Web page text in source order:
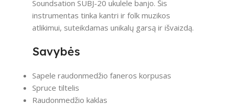
Soundsation SUBJ-20 ukulele banjo. Šis
instrumentas tinka kantri ir folk muzikos
atlikimui, suteikdamas unikalų garsą ir išvaizdą.
Savybės
Sapele raudonmedžio faneros korpusas
Spruce tiltelis
Raudonmedžio kaklas